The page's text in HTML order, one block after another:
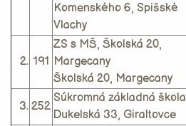
Komenského 6, Spišské
Vlachy
2. 191
ZS s MŠ, Školská 20,
Margecany
Školská 20, Margecany
3. 252
Súkromná základná škola
Dukelská 33, Giraltovce